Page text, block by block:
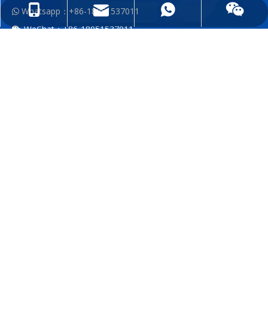
 Whatsapp：+86-18051537011
WeChat：+86-18051537011
+86-18051537011
info@anda-china.com
+86-18051537011